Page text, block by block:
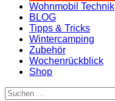
Wohnmobil Technik
BLOG
Tipps & Tricks
Wintercamping
Zubehör
Wochenrückblick
Shop